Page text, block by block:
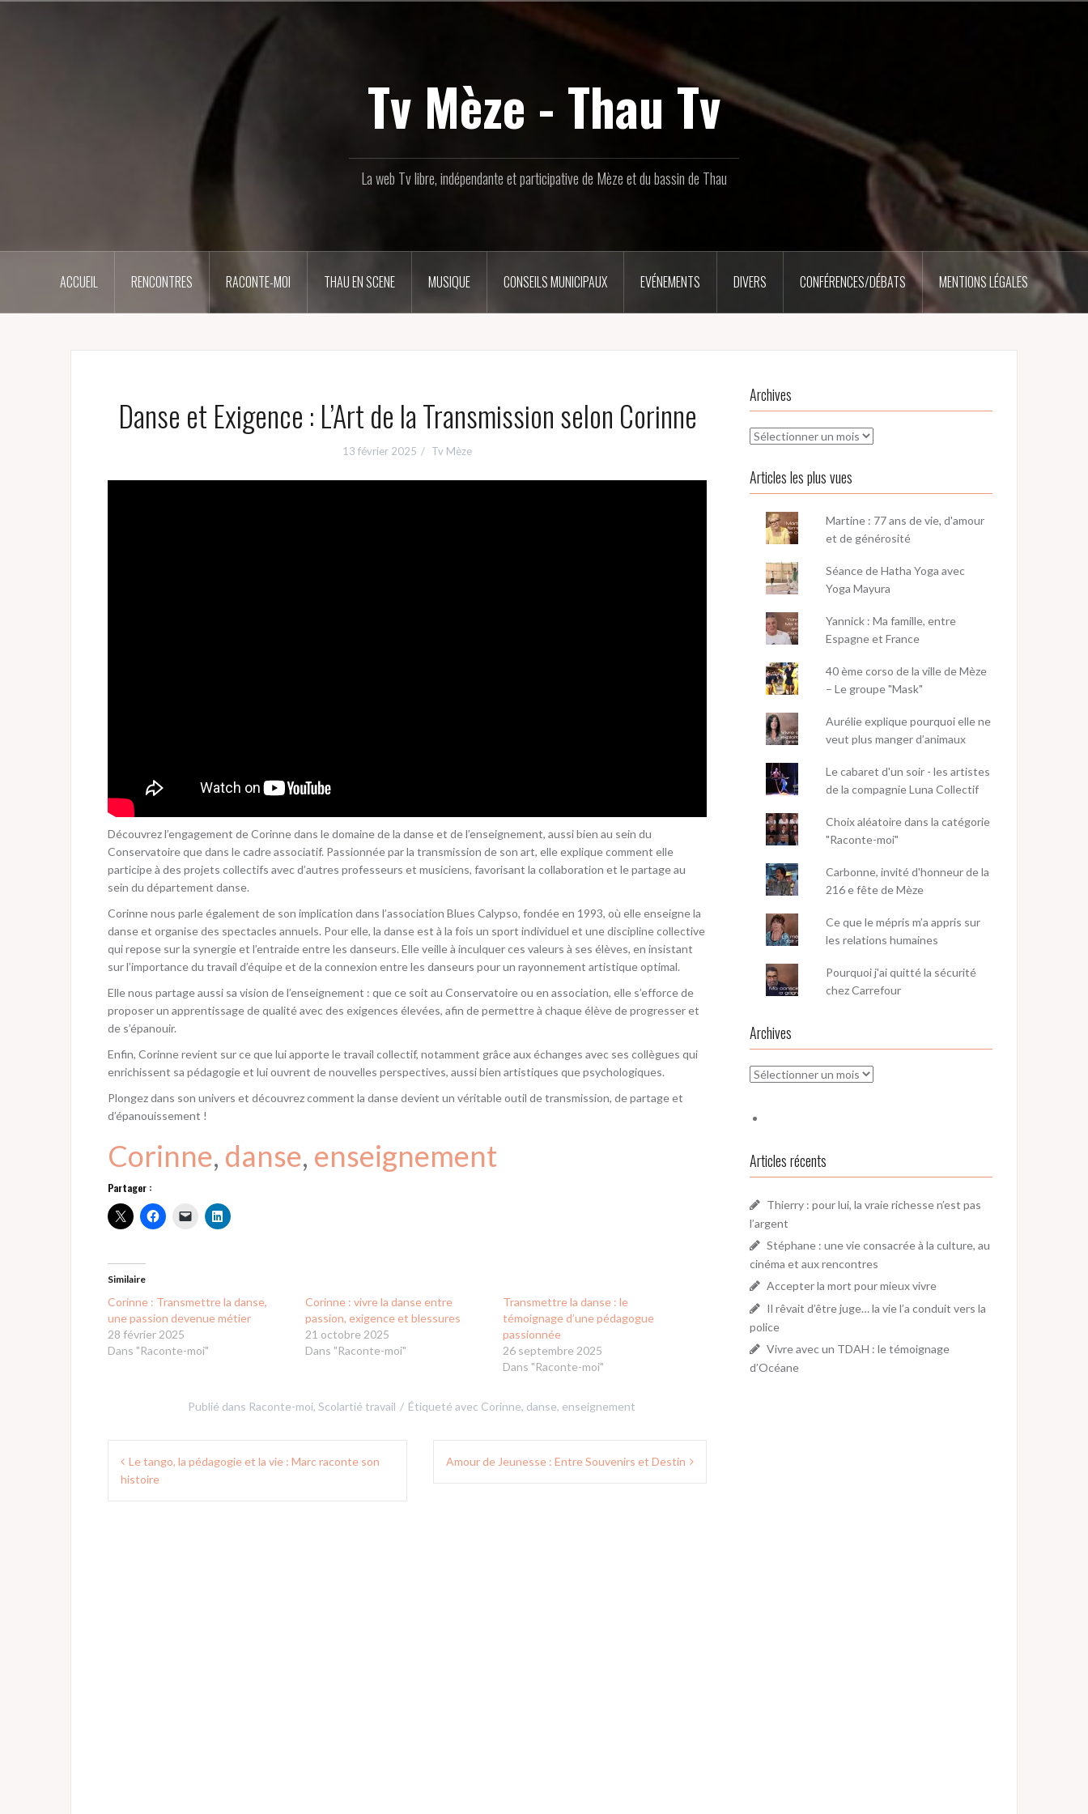
Tv Mèze - Thau Tv
La web Tv libre, indépendante et participative de Mèze et du bassin de Thau
ACCUEIL RENCONTRES RACONTE-MOI THAU EN SCENE MUSIQUE CONSEILS MUNICIPAUX EVÉNEMENTS DIVERS CONFÉRENCES/DÉBATS MENTIONS LÉGALES
Danse et Exigence : L’Art de la Transmission selon Corinne
13 février 2025 Tv Mèze
Découvrez l’engagement de Corinne dans le domaine de la danse et de l’enseignement, aussi bien au sein du
Conservatoire que dans le cadre associatif. Passionnée par la transmission de son art, elle explique comment elle
participe à des projets collectifs avec d’autres professeurs et musiciens, favorisant la collaboration et le partage au
sein du département danse.
Corinne nous parle également de son implication dans l’association Blues Calypso, fondée en 1993, où elle enseigne la
danse et organise des spectacles annuels. Pour elle, la danse est à la fois un sport individuel et une discipline collective
qui repose sur la synergie et l’entraide entre les danseurs. Elle veille à inculquer ces valeurs à ses élèves, en insistant
sur l’importance du travail d’équipe et de la connexion entre les danseurs pour un rayonnement artistique optimal.
Elle nous partage aussi sa vision de l’enseignement : que ce soit au Conservatoire ou en association, elle s’efforce de
proposer un apprentissage de qualité avec des exigences élevées, afin de permettre à chaque élève de progresser et
de s’épanouir.
Enfin, Corinne revient sur ce que lui apporte le travail collectif, notamment grâce aux échanges avec ses collègues qui
enrichissent sa pédagogie et lui ouvrent de nouvelles perspectives, aussi bien artistiques que psychologiques.
Plongez dans son univers et découvrez comment la danse devient un véritable outil de transmission, de partage et
d’épanouissement !
Corinne, danse, enseignement
Partager :
Similaire
Corinne : Transmettre la danse,
une passion devenue métier
28 février 2025
Dans "Raconte-moi"
Corinne : vivre la danse entre
passion, exigence et blessures
21 octobre 2025
Dans "Raconte-moi"
Transmettre la danse : le
témoignage d’une pédagogue
passionnée
26 septembre 2025
Dans "Raconte-moi"
Publié dans Raconte-moi, Scolartié travail Étiqueté avec Corinne, danse, enseignement
Navigation
deLe tango, la pédagogie et la vie : Marc raconte son
histoire
Amour de Jeunesse : Entre Souvenirs et Destin
Archives
Archives
Articles les plus vues
Martine : 77 ans de vie, d'amour
et de générosité
Séance de Hatha Yoga avec
Yoga Mayura
Yannick : Ma famille, entre
Espagne et France
40 ème corso de la ville de Mèze
– Le groupe "Mask"
Aurélie explique pourquoi elle ne
veut plus manger d’animaux
Le cabaret d'un soir - les artistes
de la compagnie Luna Collectif
Choix aléatoire dans la catégorie
"Raconte-moi"
Carbonne, invité d'honneur de la
216 e fête de Mèze
Ce que le mépris m’a appris sur
les relations humaines
Pourquoi j'ai quitté la sécurité
chez Carrefour
Archives
Archives
Articles récents
Thierry : pour lui, la vraie richesse n’est pas
l’argent
Stéphane : une vie consacrée à la culture, au
cinéma et aux rencontres
Accepter la mort pour mieux vivre
Il rêvait d’être juge… la vie l’a conduit vers la
police
Vivre avec un TDAH : le témoignage
d’Océane